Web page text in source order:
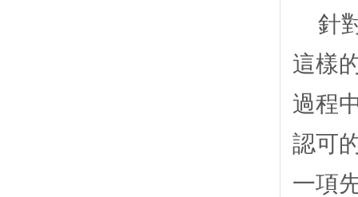
針
這樣
過程
認可
一項